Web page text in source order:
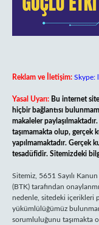
Reklam ve İletişim: Skype:
Yasal Uyarı: Bu internet
hiçbir bağlantısı
makaleler
taşımamakta olup, gerçek
yapılmamaktadır. Gerçek
tesadüfidir. Sitemizdeki
Sitemiz, 5651 Sayılı
(BTK) tarafından
nedenle, sitedeki içerikleri
yükümlülüğümüz
sorumluluğunu taşımakta